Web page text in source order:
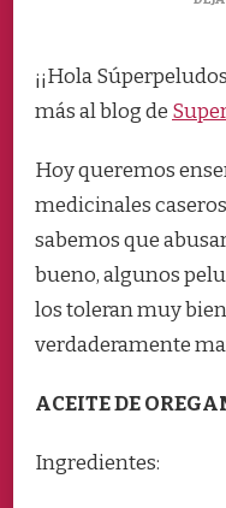
¡¡Hola
más al blog de
Hoy queremos
medicinales
sabemos que
bueno, algunos
los toleran muy
verdaderamente
ACEITE DE
Ingredientes: